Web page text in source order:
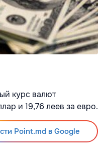
курс валют
и 19,76 леев за евро.
Point.md в Google